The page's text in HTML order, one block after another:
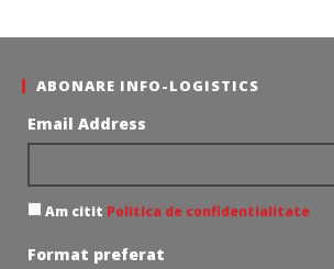
ABONARE INFO-LOGISTICS
Email Address
Am citit Politica de confidentialitate
Format preferat